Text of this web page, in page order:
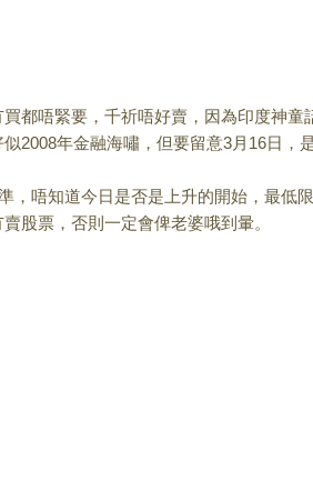
都唔緊要，千祈唔好賣 ，因為印度神童
2008年金融海嘯， 但要留意3月16日，
唔知道今日是否是 上升的開始，最低
股票，否則一定會俾老婆哦到暈。